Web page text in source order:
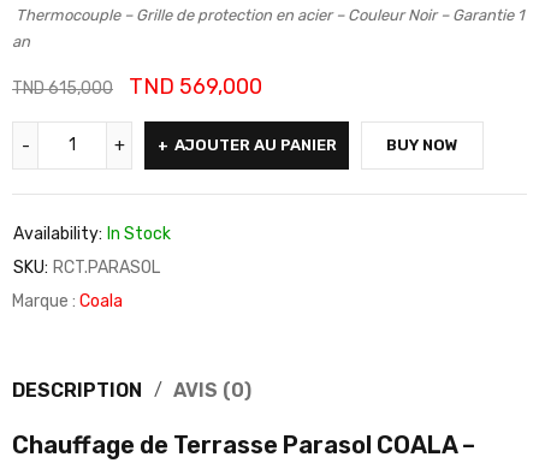
Thermocouple – Grille de protection en acier – Couleur Noir – Garantie 1
an
TND615,000 TND 569,000
AJOUTER AU PANIER BUY NOW
Availability: In Stock
SKU: RCT.PARASOL
Marque : Coala
DESCRIPTION AVIS (0)
Chauffage de Terrasse Parasol COALA –